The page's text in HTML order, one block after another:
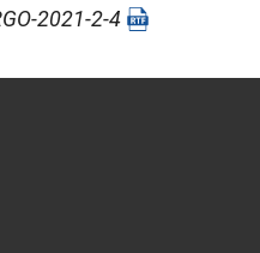
2021-2-4